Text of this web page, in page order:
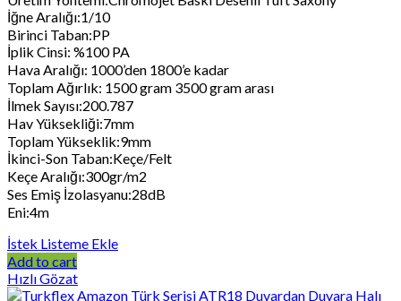
İğne Aralığı:1/10
Birinci Taban:PP
İplik Cinsi: %100 PA
Hava Aralığı: 1000’den 1800’e kadar
Toplam Ağırlık: 1500 gram 3500 gram arası
İlmek Sayısı:200.787
Hav Yüksekliği:7mm
Toplam Yükseklik:9mm
İkinci-Son Taban:Keçe/Felt
Keçe Aralığı:300gr/m2
Ses Emiş İzolasyanu:28dB
Eni:4m
İstek Listeme Ekle
Add to cart
Hızlı Gözat